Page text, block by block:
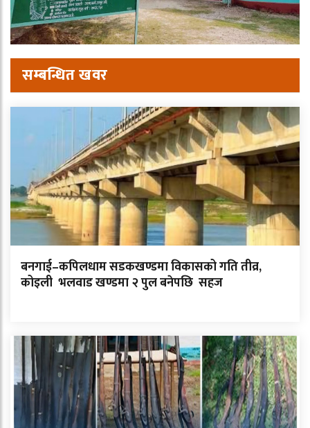
सम्बन्धित खवर
बनगाई–कपिलधाम सडकखण्डमा विकासको गति तीव्र,
कोइली भलवाड खण्डमा २ पुल बनेपछि सहज